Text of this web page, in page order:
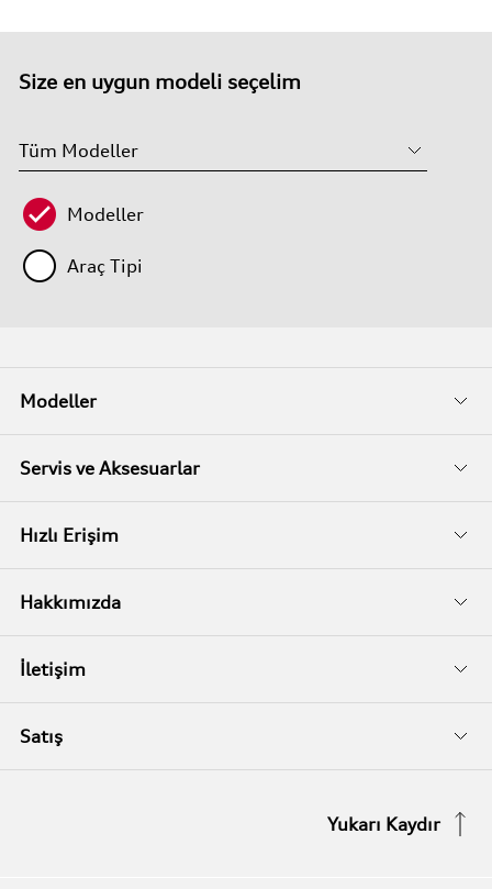
Size en uygun modeli seçelim
Modeller
Araç Tipi
Modeller
Fiyat Listeleri
Kampanyalar
Servis ve Aksesuarlar
Audi Garanti
Audi Kasko
Audi Garanti Plus
Serviste Prestijin 7 Prensibi
Hızlı Erişim
Servis Randevusu
Hakkımızda
Biz Kimiz?
İletişim
İletişim Bilgileri
Satış
Yukarı Kaydır